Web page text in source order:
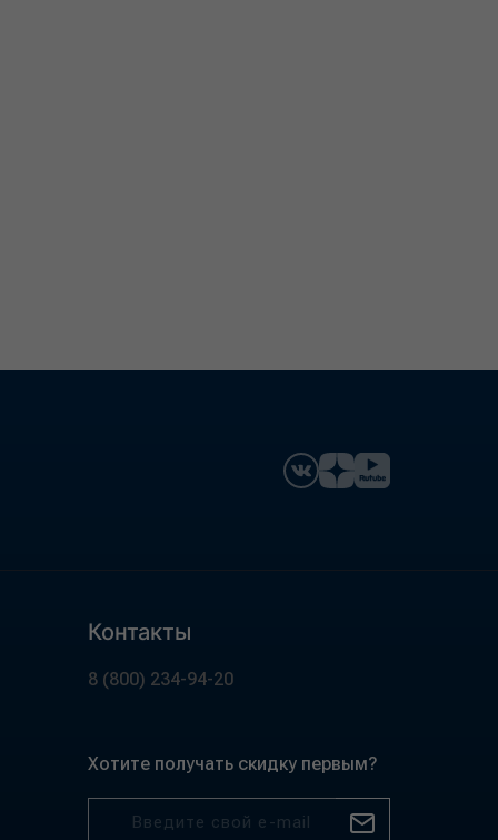
Контакты
8 (800) 234-94-20
Хотите получать скидку первым?